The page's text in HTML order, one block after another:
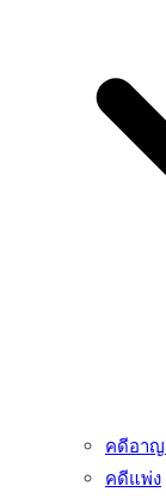
คดีอาญ
คดีแพ่ง